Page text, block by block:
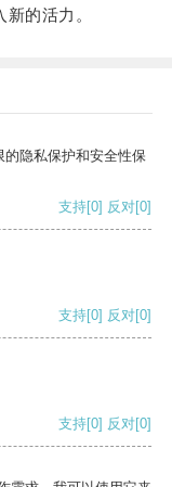
的活力。
隐私保护和安全性保
支持[0] 反对[0]
支持[0] 反对[0]
支持[0] 反对[0]